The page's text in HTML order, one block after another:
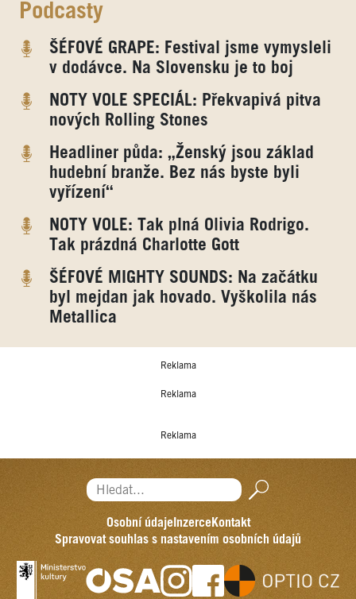
Podcasty
ŠÉFOVÉ GRAPE: Festival jsme vymysleli
v dodávce. Na Slovensku je to boj
NOTY VOLE SPECIÁL: Překvapivá pitva
nových Rolling Stones
Headliner půda: „Ženský jsou základ
hudební branže. Bez nás byste byli
vyřízení“
NOTY VOLE: Tak plná Olivia Rodrigo.
Tak prázdná Charlotte Gott
ŠÉFOVÉ MIGHTY SOUNDS: Na začátku
byl mejdan jak hovado. Vyškolila nás
Metallica
Reklama
Reklama
Reklama
Hledat...
Osobní údajeInzerceKontakt
Spravovat souhlas s nastavením osobních údajů